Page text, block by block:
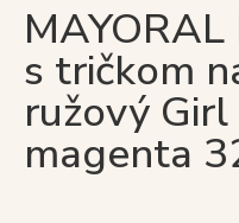
s tričkom
ružový
magenta